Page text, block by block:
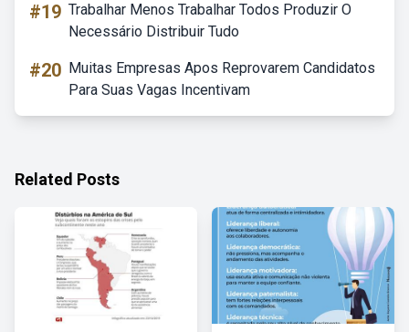
#19 Trabalhar Menos Trabalhar Todos Produzir O
Necessário Distribuir Tudo
#20 Muitas Empresas Apos Reprovarem Candidatos
Para Suas Vagas Incentivam
Related Posts